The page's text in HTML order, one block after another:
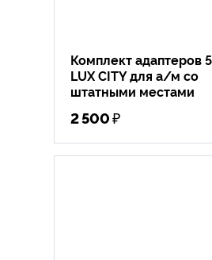
Комплект адаптеров
LUX CITY для а/м со
штатными местами
2 500₽